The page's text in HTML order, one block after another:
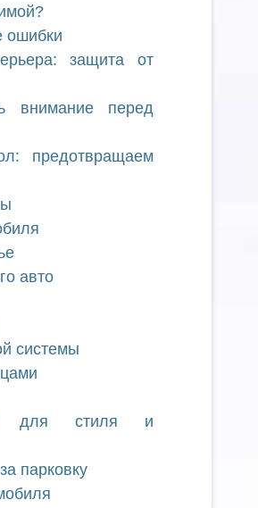
ошибки
защита от
внимание перед
предотвращаем
авто
системы
для стиля и
парковку